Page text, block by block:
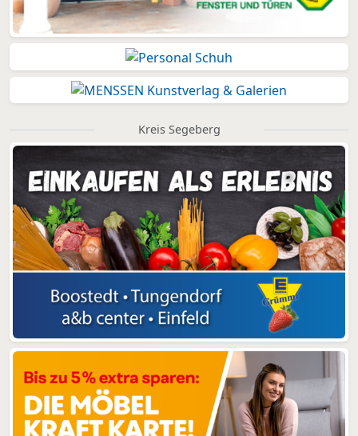
Kreis Segeberg